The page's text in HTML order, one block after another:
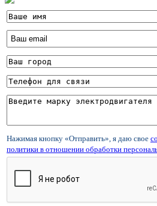
Нажимая кнопку «Отправить», я даю свое
политики в отношении обработки